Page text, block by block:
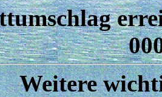
Weitere